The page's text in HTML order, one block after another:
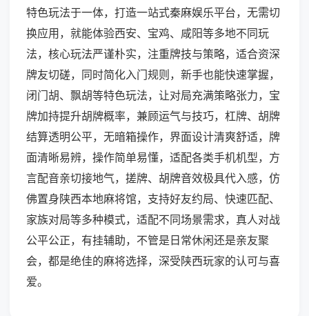
特色玩法于一体，打造一站式秦麻娱乐平台，无需切
换应用，就能体验西安、宝鸡、咸阳等多地不同玩
法，核心玩法严谨朴实，注重牌技与策略，适合资深
牌友切磋，同时简化入门规则，新手也能快速掌握，
闭门胡、飘胡等特色玩法，让对局充满策略张力，宝
牌加持提升胡牌概率，兼顾运气与技巧，杠牌、胡牌
结算透明公平，无暗箱操作，界面设计清爽舒适，牌
面清晰易辨，操作简单易懂，适配各类手机机型，方
言配音亲切接地气，搓牌、胡牌音效极具代入感，仿
佛置身陕西本地麻将馆，支持好友约局、快速匹配、
家族对局等多种模式，适配不同场景需求，真人对战
公平公正，有挂辅助，不管是日常休闲还是亲友聚
会，都是绝佳的麻将选择，深受陕西玩家的认可与喜
爱。